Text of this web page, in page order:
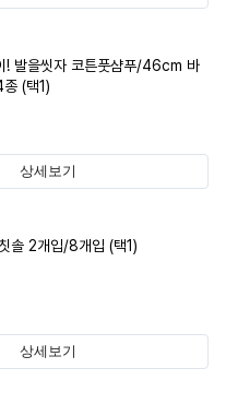
! 발을씻자 코튼풋샴푸/46cm 바
(택1)
상세보기
솔 2개입/8개입 (택1)
상세보기